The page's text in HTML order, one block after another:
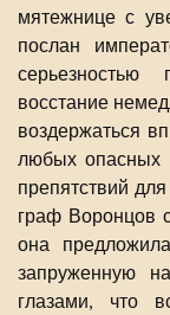
мятежнице с
послан
серьезностью
восстание
воздержаться
любых опасных
препятствий
граф Воронцов
она
запруженную
глазами, что